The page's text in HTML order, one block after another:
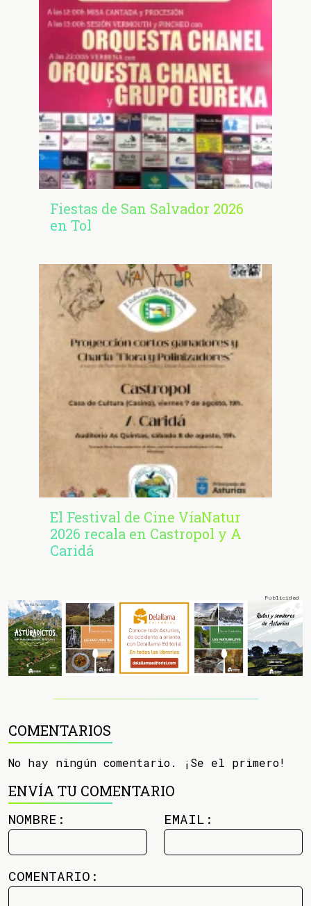
Fiestas de San Salvador 2026
en Tol
El Festival de Cine VíaNatur
2026 recala en Castropol y A
Caridá
COMENTARIOS
No hay ningún comentario. ¡Se el primero!
ENVÍA TU COMENTARIO
NOMBRE: EMAIL:
COMENTARIO: